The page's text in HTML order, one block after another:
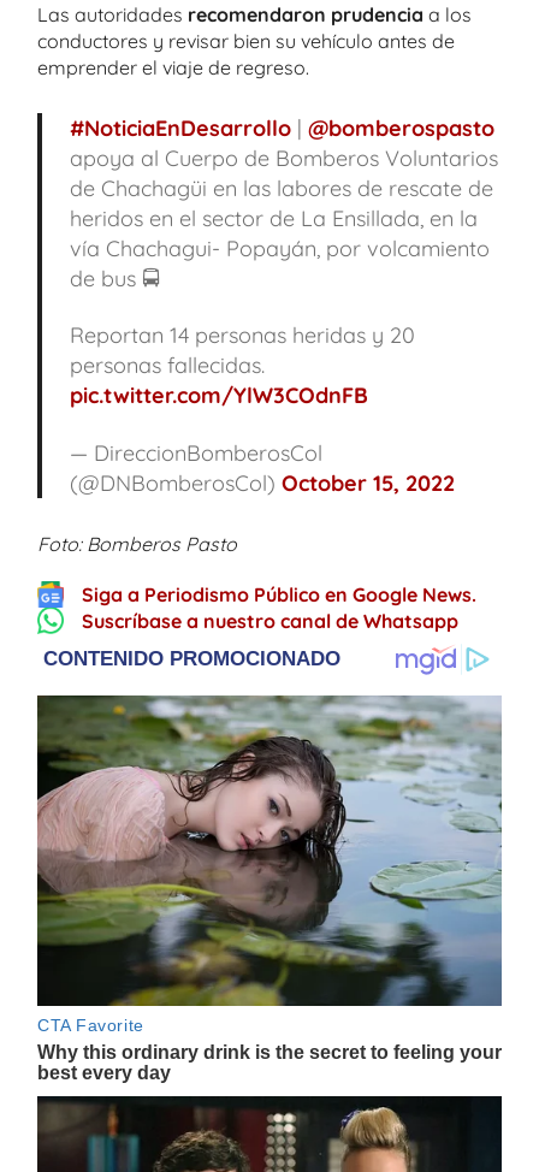
Las autoridades recomendaron prudencia a los
conductores y revisar bien su vehículo antes de
emprender el viaje de regreso.
#NoticiaEnDesarrollo| @bomberospasto
apoya al Cuerpo de Bomberos Voluntarios
de Chachagüi en las labores de rescate de
heridos en el sector de La Ensillada, en la
vía Chachagui- Popayán, por volcamiento
de bus 🚍
Reportan 14 personas heridas y 20
personas fallecidas.
pic.twitter.com/YlW3COdnFB
— DireccionBomberosCol
(@DNBomberosCol) October 15, 2022
Foto: Bomberos Pasto
Siga a Periodismo Público en Google News.
Suscríbase a nuestro canal de Whatsapp